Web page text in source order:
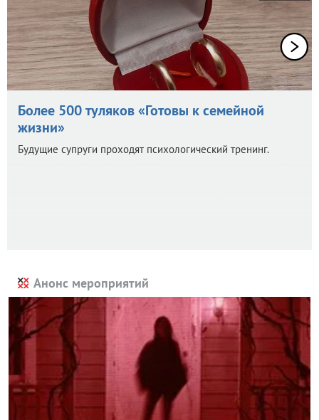
Более 500 туляков «Готовы к семейной
жизни»
Будущие супруги проходят психологический тренинг.
Анонс мероприятий